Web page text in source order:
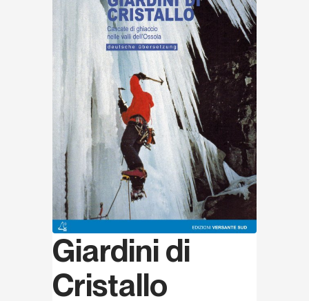
Giardini di
Cristallo